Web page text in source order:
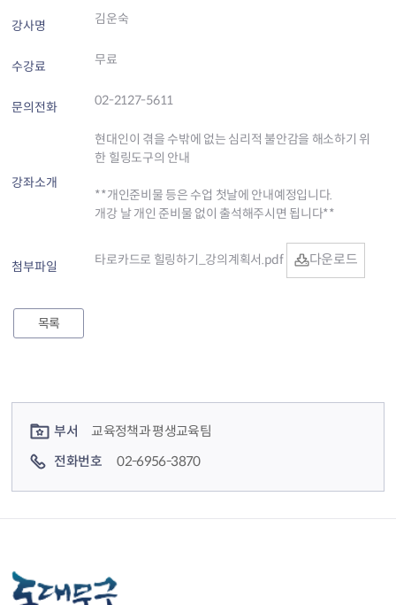
강사명 김운숙
수강료 무료
문의전화 02-2127-5611
강좌소개
현대인이 겪을 수밖에 없는 심리적 불안감을 해소하기 위
한 힐링도구의 안내
**개인준비물 등은 수업 첫날에 안내예정입니다.
개강 날 개인 준비물 없이 출석해주시면 됩니다**
첨부파일 타로카드로 힐링하기_강의계획서.pdf 다운로드
목록
부서
교육정책과 평생교육팀
전화번호
02-6956-3870